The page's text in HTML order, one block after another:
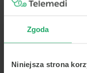
Zgoda
Niniejsza strona